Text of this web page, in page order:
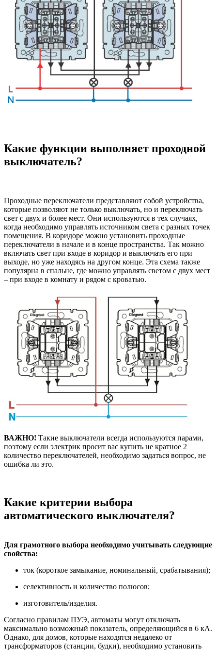
Какие функции выполняет проходной
выключатель?
Проходные переключатели представляют собой устройства,
которые позволяют не только выключать, но и переключать
свет с двух и более мест. Они используются в тех случаях,
когда необходимо управлять источником света с разных точек
помещения. В коридоре можно установить проходные
переключатели в начале и в конце пространства. Так можно
включать свет при входе в коридор и выключать его при
выходе, но уже находясь на другом конце. Эта схема также
популярна в спальне, где можно управлять светом с двух мест
– при входе в комнату и рядом с кроватью.
ВАЖНО! Такие выключатели всегда используются парами,
поэтому если электрик просит вас купить не кратное 2
количество переключателей, необходимо задаться вопрос, не
ошибка ли это.
Какие критерии выбора
автоматического выключателя?
Для грамотного выбора необходимо учитывать следующие
свойства:
ток (короткое замыкание, номинальный, срабатывания);
селективность и количество полюсов;
изготовитель/изделия.
Согласно правилам ПУЭ, автоматы могут отключать
максимально возможный показатель, определяющийся в 6 кА.
Однако, для домов, которые находятся недалеко от
трансформаторов (станции, будки), необходимо установить